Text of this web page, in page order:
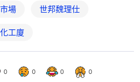
場 世邦魏理仕
工廈
0 0 0 0